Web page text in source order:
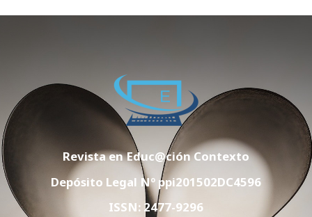
Revista en Educ@ción Contexto
Depósito Legal Nº ppi201502DC4596
ISSN: 2477-9296